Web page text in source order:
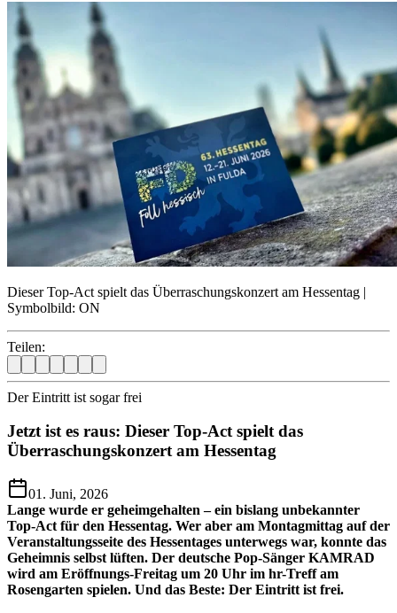
Dieser Top-Act spielt das Überraschungskonzert am Hessentag |
Symbolbild: ON
Teilen:
Der Eintritt ist sogar frei
Jetzt ist es raus: Dieser Top-Act spielt das
Überraschungskonzert am Hessentag
01. Juni, 2026
Lange wurde er geheimgehalten – ein bislang unbekannter
Top-Act für den Hessentag. Wer aber am Montagmittag auf der
Veranstaltungsseite des Hessentages unterwegs war, konnte das
Geheimnis selbst lüften. Der deutsche Pop-Sänger KAMRAD
wird am Eröffnungs-Freitag um 20 Uhr im hr-Treff am
Rosengarten spielen. Und das Beste: Der Eintritt ist frei.